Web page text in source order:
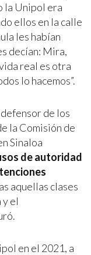
la Unipol era
ellos en la calle
les habían
decían: Mira,
real es otra
lo hacemos”.
de los
la Comisión de
Sinaloa
de autoridad
aquellas clases
y el
en el 2021, a